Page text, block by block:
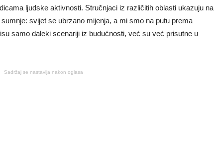
ljudske aktivnosti. Stručnjaci iz različitih oblasti ukazuju na
svijet se ubrzano mijenja, a mi smo na putu prema
samo daleki scenariji iz budućnosti, već su već prisutne u
Sadržaj se nastavlja nakon oglasa